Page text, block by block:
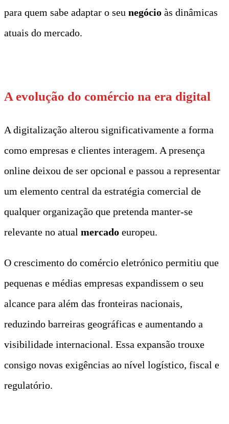
para quem sabe adaptar o seu negócio às dinâmicas
atuais do mercado.
A evolução do comércio na era digital
A digitalização alterou significativamente a forma
como empresas e clientes interagem. A presença
online deixou de ser opcional e passou a representar
um elemento central da estratégia comercial de
qualquer organização que pretenda manter-se
relevante no atual mercado europeu.
O crescimento do comércio eletrónico permitiu que
pequenas e médias empresas expandissem o seu
alcance para além das fronteiras nacionais,
reduzindo barreiras geográficas e aumentando a
visibilidade internacional. Essa expansão trouxe
consigo novas exigências ao nível logístico, fiscal e
regulatório.